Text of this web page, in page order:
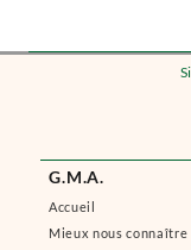
G.M.A.
Accueil
Mieux nous connaître